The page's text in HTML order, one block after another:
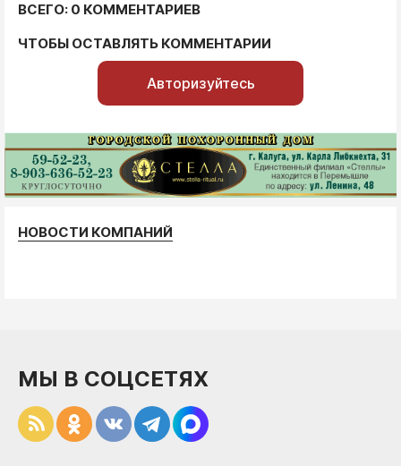
ВСЕГО: 0 КОММЕНТАРИЕВ
ЧТОБЫ ОСТАВЛЯТЬ КОММЕНТАРИИ
Авторизуйтесь
НОВОСТИ КОМПАНИЙ
МЫ В СОЦСЕТЯХ